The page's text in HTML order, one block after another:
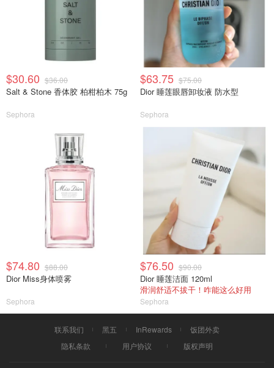
$30.60 $36.00
Salt & Stone 香体胶 柏柑柏木 75g
Sephora
$63.75 $75.00
Dior 睡莲眼唇卸妆液 防水型
Sephora
$74.80 $88.00
Dior Miss身体喷雾
Sephora
$76.50 $90.00
Dior 睡莲洁面 120ml
滑润舒适不拔干！咋能这么好用
Sephora
联系我们 黑五 InRewards
饭团外卖
隐私条款
用户协议 版权声明